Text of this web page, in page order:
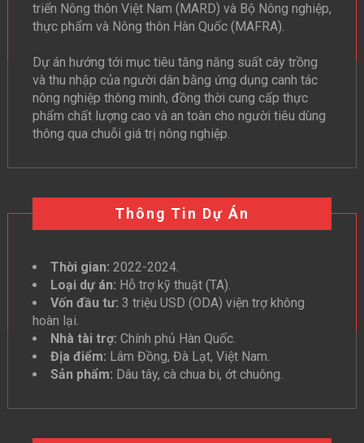
triển Nông thôn Việt Nam (MARD) và Bộ Nông nghiệp,
thực phẩm và Nông thôn Hàn Quốc (MAFRA).
Dự án hướng tới mục tiêu tăng năng suất cây trồng
và thu nhập của người dân bằng ứng dụng canh tác
nông nghiệp thông minh, đồng thời cung cấp thực
phẩm chất lượng cao và an toàn cho người tiêu dùng
thông qua chuỗi giá trị nông nghiệp.
Thông Tin Dự Án
Thời gian: 2022-2024.
Loại dự án: Hỗ trợ kỹ thuật (TA).
Vốn đầu tư: 3 triệu USD (ODA) viện trợ không
hoàn lại.
Nhà tài trợ: Chính phủ Hàn Quốc.
Địa điểm: Lâm Đồng, Đà Lạt, Việt Nam.
Sản phẩm: Dâu tây, cà chua bi, ớt chuông.